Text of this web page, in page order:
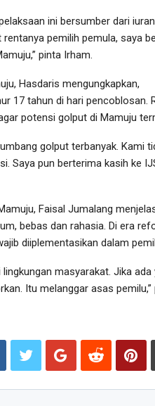
ini bersumber dari
pemilih pemula, saya
pinta Irham.
Hasdaris mengungkapkan,
17 tahun di hari pencoblosan.
potensi golput di Mamuju
golput terbanyak. Kami
Saya pun berterima kasih ke
Faisal Jumalang
bebas dan rahasia. Di era
diiplementasikan dalam
lingkungan masyarakat. Jika
Itu melanggar asas